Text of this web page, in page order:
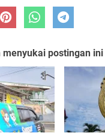
postingan ini